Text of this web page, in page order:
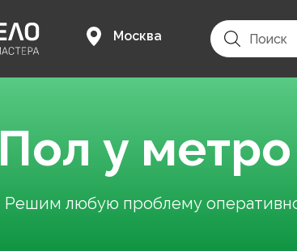
Москва
Пол у
Решим любую проблему